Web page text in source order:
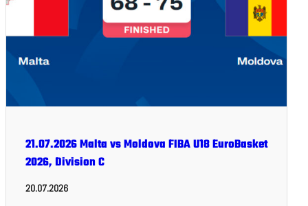
21.07.2026 Malta vs Moldova FIBA U18 EuroBasket
2026, Division C
20.07.2026